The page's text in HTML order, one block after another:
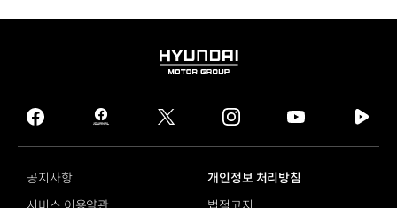
HYUNDAI
GROUP
facebook
hmg
journal
twitter instagram
tv
공지사항
개인정보 처리방침